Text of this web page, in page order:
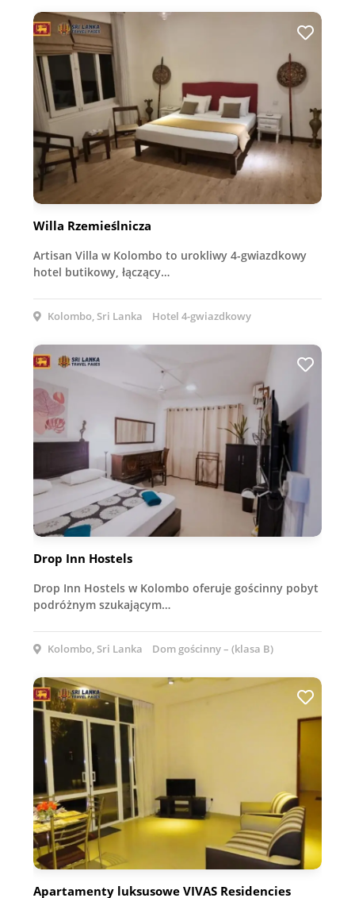
Willa Rzemieślnicza
Artisan Villa w Kolombo to urokliwy 4-gwiazdkowy
hotel butikowy, łączący…
Kolombo, Sri Lanka Hotel 4-gwiazdkowy
Drop Inn Hostels
Drop Inn Hostels w Kolombo oferuje gościnny pobyt
podróżnym szukającym…
Kolombo, Sri Lanka Dom gościnny – (klasa B)
Apartamenty luksusowe VIVAS Residencies